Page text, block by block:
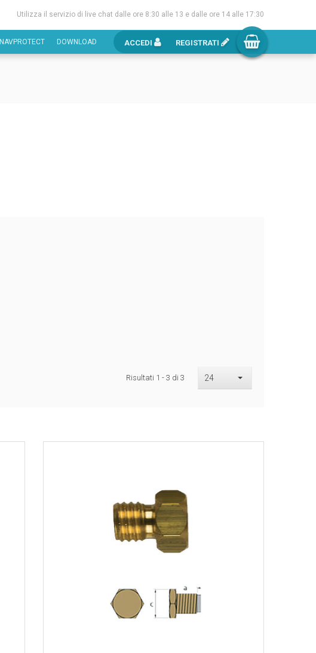
Utilizza il servizio di live chat dalle ore 8:30 alle 13 e dalle ore 14 alle 17:30
NAVPROTECT DOWNLOAD ACCEDI REGISTRATI
Risultati 1 - 3 di 3 24